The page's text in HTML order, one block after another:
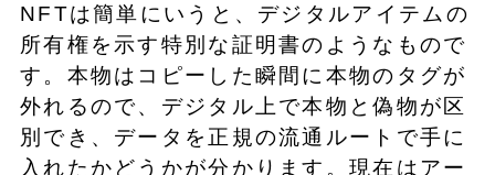
NFTは簡単にいうと、デジタルアイテムの
所有権を示す特別な証明書のようなもので
す。本物はコピーした瞬間に本物のタグが
外れるので、デジタル上で本物と偽物が区
別でき、データを正規の流通ルートで手に
入れたかどうかが分かります。現在はアー